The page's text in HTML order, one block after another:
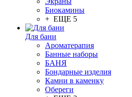
Биокамины
+ ЕЩЕ 5
Для бани
Ароматерапия
Банные наборы
БАНЯ
Бондарные изделия
Камни в каменку
Обереги